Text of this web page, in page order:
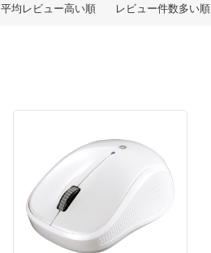
平均レビュー高い順 レビュー件数多い順